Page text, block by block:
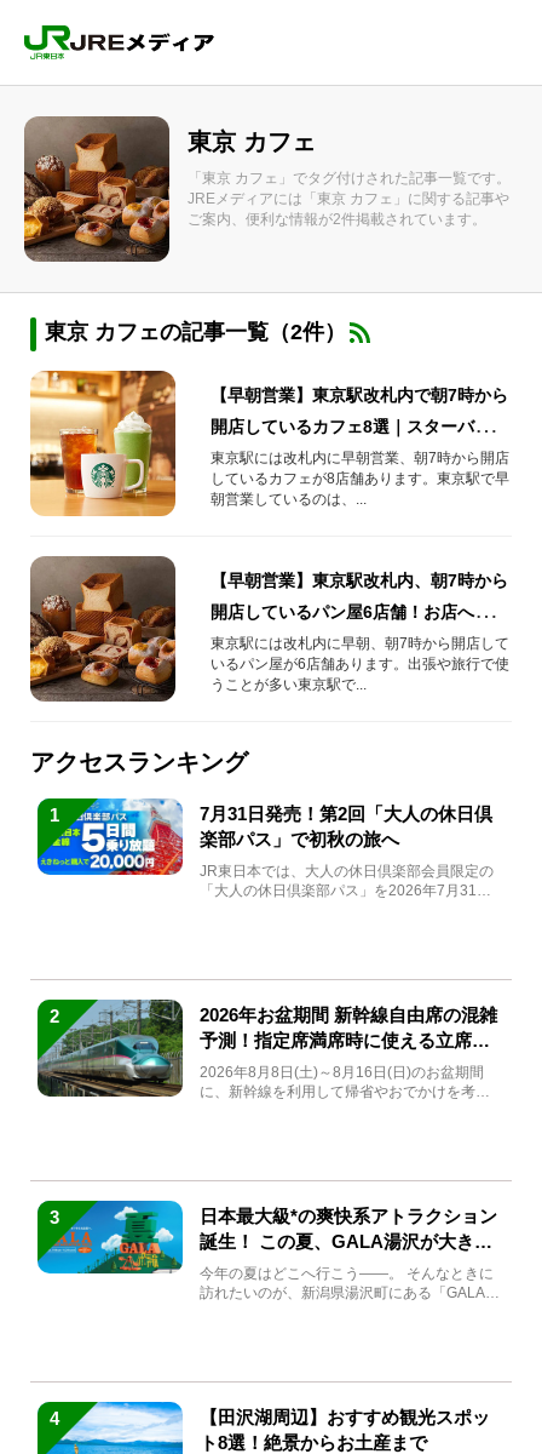
東京 カフェ
「東京 カフェ」でタグ付けされた記事一覧です。
JREメディアには「東京 カフェ」に関する記事や
ご案内、便利な情報が2件掲載されています。
東京 カフェの記事一覧（2件）
【早朝営業】東京駅改札内で朝7時から
開店しているカフェ8選｜スターバック
ス・ベックスへの行き方・営業時間も
東京駅には改札内に早朝営業、朝7時から開店
しているカフェが8店舗あります。東京駅で早
朝営業しているのは、...
【早朝営業】東京駅改札内、朝7時から
開店しているパン屋6店舗！お店への行
き方・営業時間もご紹介
東京駅には改札内に早朝、朝7時から開店して
いるパン屋が6店舗あります。出張や旅行で使
うことが多い東京駅で...
アクセスランキング
1
7月31日発売！第2回「大人の休日倶
楽部パス」で初秋の旅へ
JR東日本では、大人の休日倶楽部会員限定の
「大人の休日倶楽部パス」を2026年7月31日
2
2026年お盆期間 新幹線自由席の混雑
予測！指定席満席時に使える立席特
急券も解説
2026年8月8日(土)～8月16日(日)のお盆期間
に、新幹線を利用して帰省やおでかけを考え
3
日本最大級*の爽快系アトラクション
誕生！ この夏、GALA湯沢が大きく
生まれ変わる
今年の夏はどこへ行こう――。 そんなときに
訪れたいのが、新潟県湯沢町にある「GALA湯
4
【田沢湖周辺】おすすめ観光スポッ
ト8選！絶景からお土産まで